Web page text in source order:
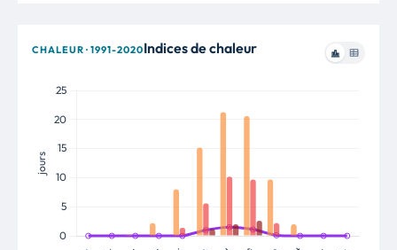
CHALEUR · 1991-2020Indices de chaleur